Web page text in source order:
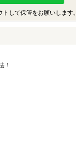
して保管をお願いします。
！